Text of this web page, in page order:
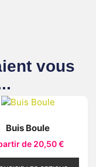
vous
Buis Boule
de 20,50€